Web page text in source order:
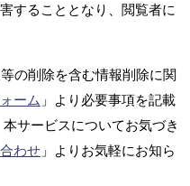
することとなり、閲覧者に
の削除を含む情報削除に関
ーム 」より必要事項を記載
サービスについてお気づき
わせ 」よりお気軽にお知ら